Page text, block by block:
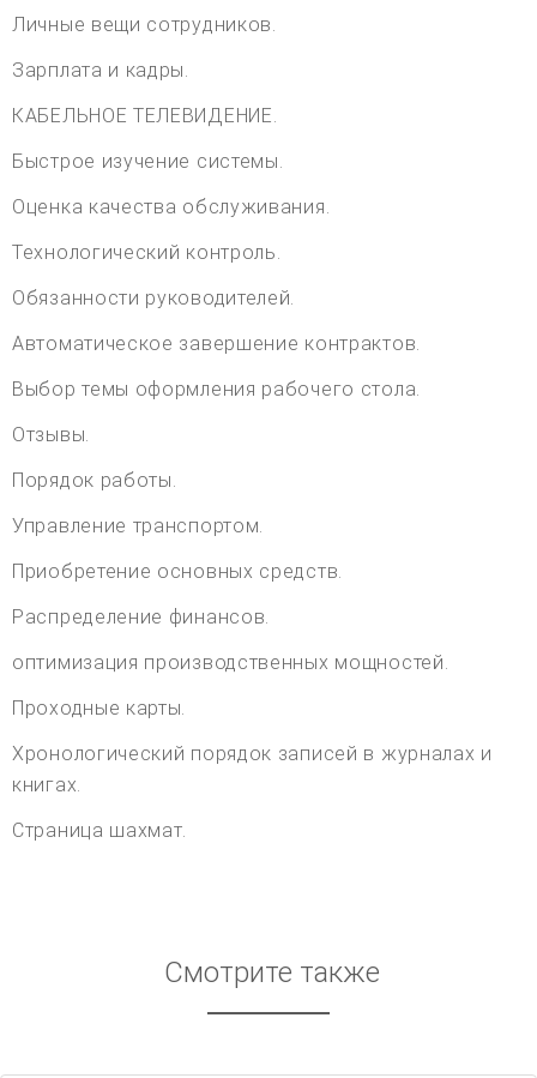
Личные вещи сотрудников.
Зарплата и кадры.
КАБЕЛЬНОЕ ТЕЛЕВИДЕНИЕ.
Быстрое изучение системы.
Оценка качества обслуживания.
Технологический контроль.
Обязанности руководителей.
Автоматическое завершение контрактов.
Выбор темы оформления рабочего стола.
Отзывы.
Порядок работы.
Управление транспортом.
Приобретение основных средств.
Распределение финансов.
оптимизация производственных мощностей.
Проходные карты.
Хронологический порядок записей в журналах и
книгах.
Страница шахмат.
Смотрите также